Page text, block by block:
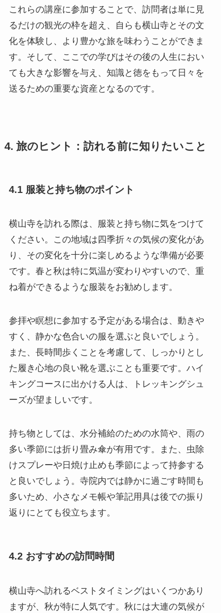
これらの講座に参加することで、訪問者は単に見
るだけの観光の枠を超え、自らも横山寺とその文
化を体験し、より豊かな旅を味わうことができま
す。そして、ここでの学びはその後の人生におい
ても大きな影響を与え、知識と徳をもって日々を
送るための重要な資産となるのです。
4. 旅のヒント：訪れる前に知りたいこと
4.1 服装と持ち物のポイント
横山寺を訪れる際は、服装と持ち物に気をつけて
ください。この地域は四季折々の気候の変化があ
り、その変化を十分に楽しめるような準備が必要
です。春と秋は特に気温が変わりやすいので、重
ね着ができるような服装をお勧めします。
参拝や瞑想に参加する予定がある場合は、動きや
すく、静かな色合いの服を選ぶと良いでしょう。
また、長時間歩くことを考慮して、しっかりとし
た履き心地の良い靴を選ぶことも重要です。ハイ
キングコースに出かける人は、トレッキングシュ
ーズが望ましいです。
持ち物としては、水分補給のための水筒や、雨の
多い季節には折り畳み傘が有用です。また、虫除
けスプレーや日焼け止めも季節によって持参する
と良いでしょう。寺院内では静かに過ごす時間も
多いため、小さなメモ帳や筆記用具は後での振り
返りにとても役立ちます。
4.2 おすすめの訪問時間
横山寺へ訪れるベストタイミングはいくつかあり
ますが、秋が特に人気です。秋には大連の気候が